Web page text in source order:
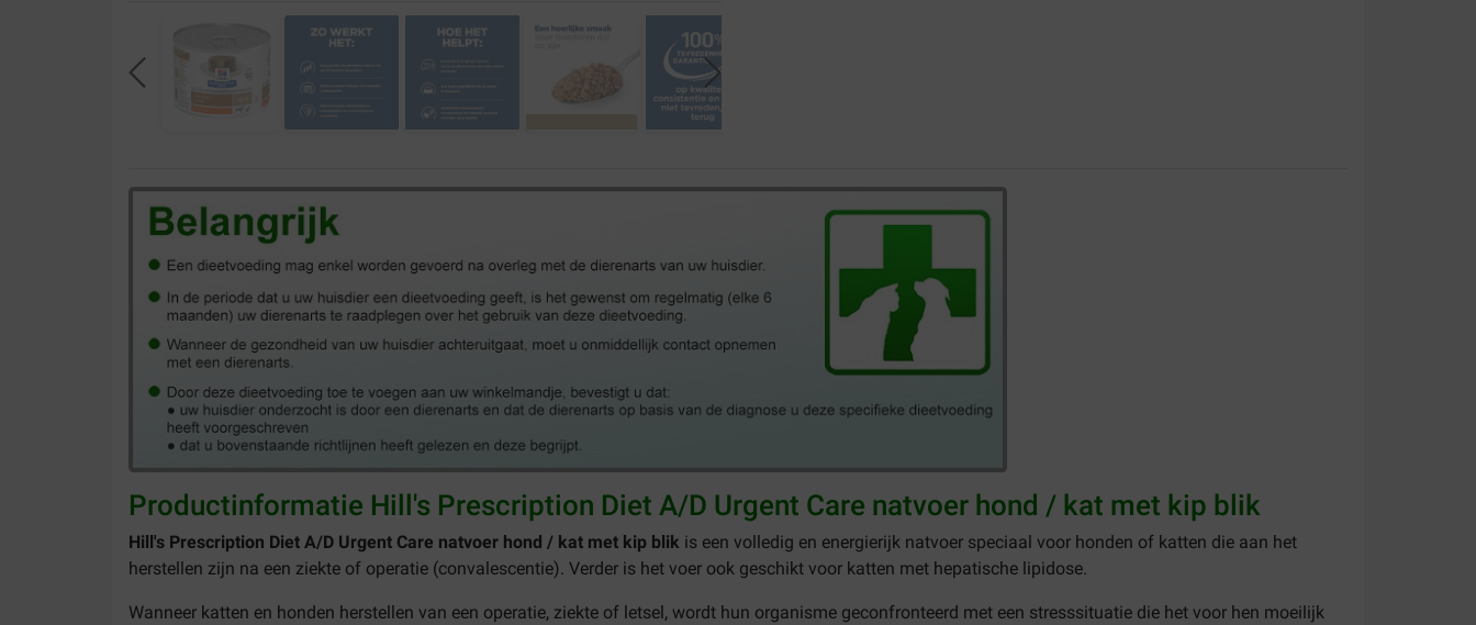
Productinformatie Hill's Prescription Diet A/D Urgent Care natvoer hond / kat met kip blik
Hill's Prescription Diet A/D Urgent Care natvoer hond / kat met kip blik is een volledig en energierijk natvoer speciaal voor honden of katten die aan het
herstellen zijn na een ziekte of operatie (convalescentie). Verder is het voer ook geschikt voor katten met hepatische lipidose.
Wanneer katten en honden herstellen van een operatie, ziekte of letsel, wordt hun organisme geconfronteerd met een stresssituatie die het voor hen moeilijk